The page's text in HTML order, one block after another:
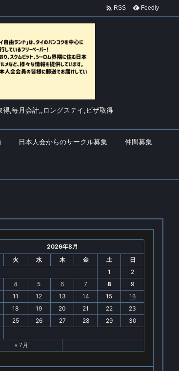
,毎月会計,,ロングステイ,ビザ取得
日本人会からのサークル募集 仲間募集
 RSS Feedly
2026年8月
火 水 木 金 土
日
1
2
4 5 6 7 8
9
11 12 13 14 15
16
18 19 20 21 22
23
25 26 27 28 29
30
« 7月